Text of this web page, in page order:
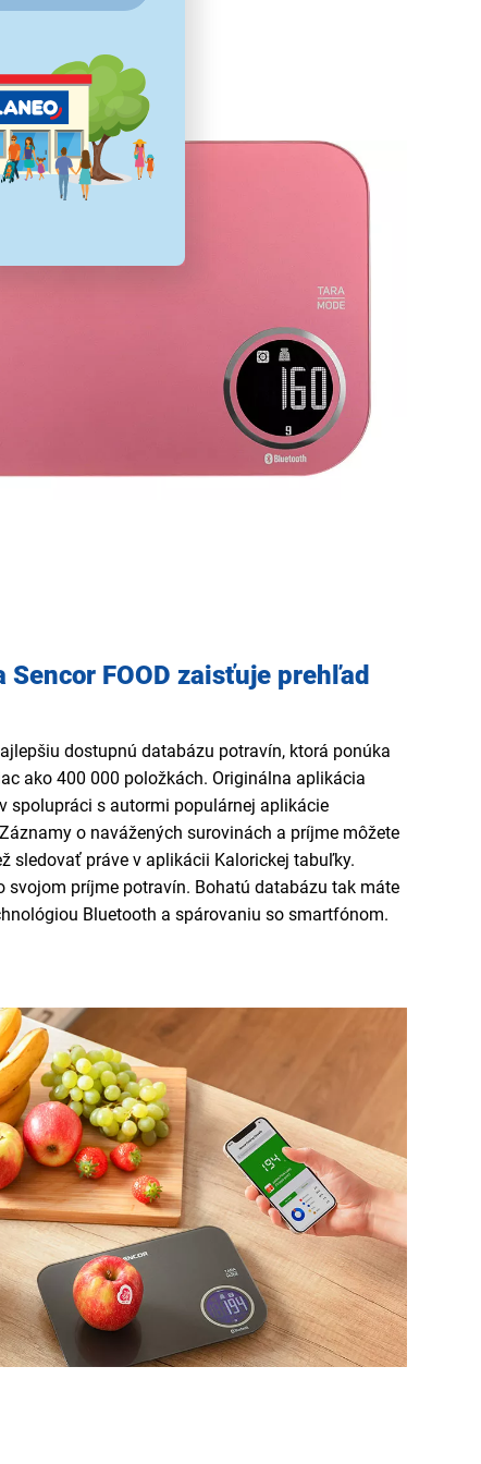
FOOD zaisťuje prehľad
dostupnú databázu potravín, ktorá ponúka
ako 400 000 položkách. Originálna aplikácia
spolupráci s autormi populárnej aplikácie
o navážených surovinách a príjme môžete
sledovať práve v aplikácii Kalorickej tabuľky.
svojom príjme potravín. Bohatú databázu tak máte
Bluetooth a spárovaniu so smartfónom.